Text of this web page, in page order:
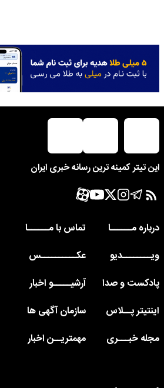
این تیتر کمینه ترین رسانه خبری ایران
درباره مــــــا
تماس با مــــــا
ویــــــــدیو
عکــــــــــس
پادکست و صدا
آرشیـــــو اخبار
اینتیتر پــلاس
سازمان آگهی ها
مجله خبـــری
مهمتریــن اخبار